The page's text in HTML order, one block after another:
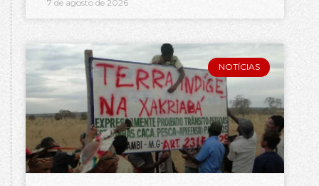
7 de agosto de 2026
NOTÍCIAS